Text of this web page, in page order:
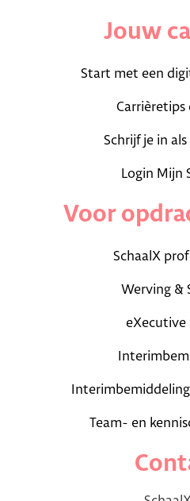
Jouw
Start met een
Carrièretips
Schrijf je in
Login Mijn
Voor
SchaalX
Werving &
eXecutive
Team- en